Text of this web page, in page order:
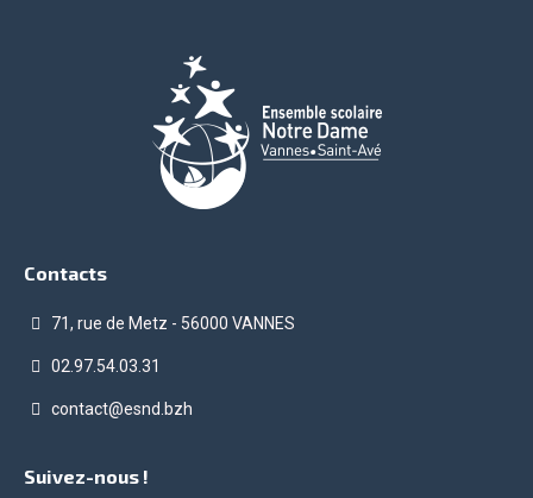
Contacts
71, rue de Metz - 56000 VANNES
02.97.54.03.31
contact@esnd.bzh
Suivez-nous !